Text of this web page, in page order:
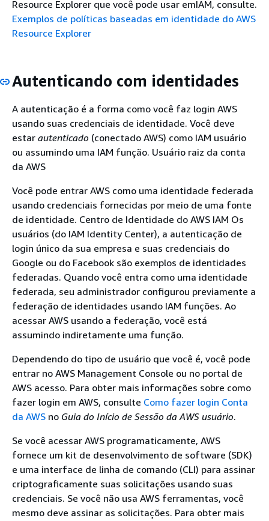
Resource Explorer que você pode usar emIAM, consulte.
Exemplos de políticas baseadas em identidade do AWS
Resource Explorer
Autenticando com identidades
A autenticação é a forma como você faz login AWS
usando suas credenciais de identidade. Você deve
estar autenticado (conectado AWS) como IAM usuário
ou assumindo uma IAM função. Usuário raiz da conta
da AWS
Você pode entrar AWS como uma identidade federada
usando credenciais fornecidas por meio de uma fonte
de identidade. Centro de Identidade do AWS IAM Os
usuários (do IAM Identity Center), a autenticação de
login único da sua empresa e suas credenciais do
Google ou do Facebook são exemplos de identidades
federadas. Quando você entra como uma identidade
federada, seu administrador configurou previamente a
federação de identidades usando IAM funções. Ao
acessar AWS usando a federação, você está
assumindo indiretamente uma função.
Dependendo do tipo de usuário que você é, você pode
entrar no AWS Management Console ou no portal de
AWS acesso. Para obter mais informações sobre como
fazer login em AWS, consulte Como fazer login Conta
da AWS no Guia do Início de Sessão da AWS usuário.
Se você acessar AWS programaticamente, AWS
fornece um kit de desenvolvimento de software (SDK)
e uma interface de linha de comando (CLI) para assinar
criptograficamente suas solicitações usando suas
credenciais. Se você não usa AWS ferramentas, você
mesmo deve assinar as solicitações. Para obter mais